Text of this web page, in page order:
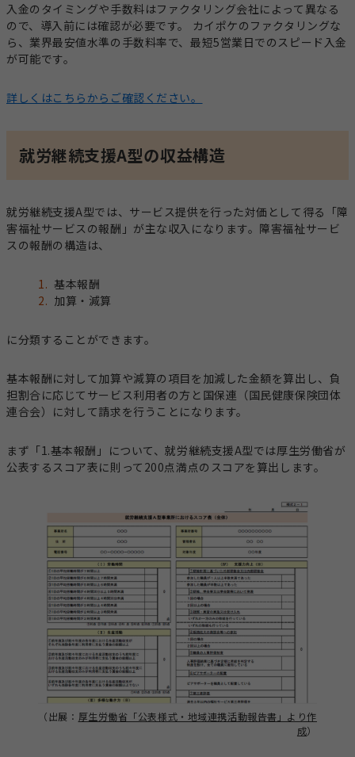
入金のタイミングや手数料はファクタリング会社によって異なる
ので、導入前には確認が必要です。 カイポケのファクタリングな
ら、業界最安値水準の手数料率で、最短5営業日でのスピード入金
が可能です。
詳しくはこちらからご確認ください。
就労継続支援A型の収益構造
就労継続支援A型では、サービス提供を行った対価として得る「障
害福祉サービスの報酬」が主な収入になります。障害福祉サービ
スの報酬の構造は、
基本報酬
加算・減算
に分類することができます。
基本報酬に対して加算や減算の項目を加減した金額を算出し、負
担割合に応じてサービス利用者の方と国保連（国民健康保険団体
連合会）に対して請求を行うことになります。
まず「1.基本報酬」について、就労継続支援A型では厚生労働省が
公表するスコア表に則って200点満点のスコアを算出します。
（出展： 厚生労働省「公表様式・地域連携活動報告書」より作
成）